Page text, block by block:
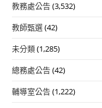
教務處公告(3,532)
教師甄選(42)
未分類(1,285)
總務處公告(42)
輔導室公告(1,222)